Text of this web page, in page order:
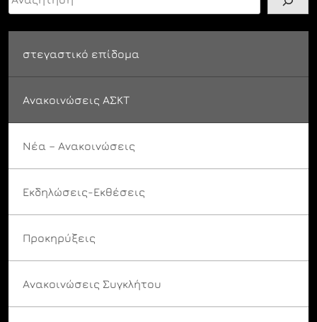
στεγαστικό επίδομα
Ανακοινώσεις ΑΣΚΤ
Νέα – Ανακοινώσεις
Εκδηλώσεις-Εκθέσεις
Προκηρύξεις
Ανακοινώσεις Συγκλήτου